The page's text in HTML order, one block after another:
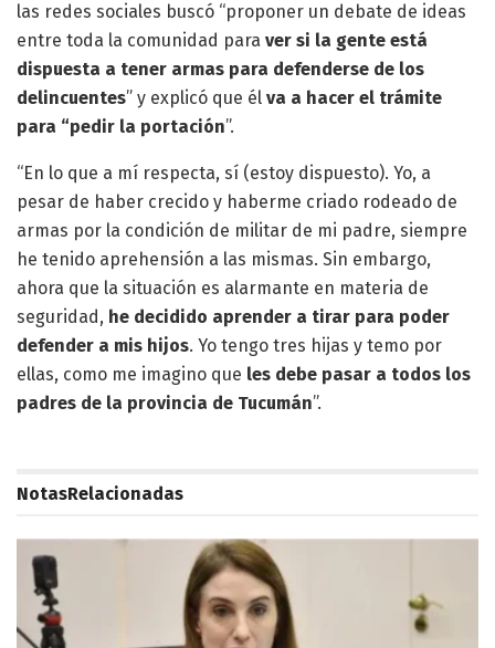
las redes sociales buscó “proponer un debate de ideas
entre toda la comunidad para ver si la gente está
dispuesta a tener armas para defenderse de los
delincuentes” y explicó que él va a hacer el trámite
para “pedir la portación”.
“En lo que a mí respecta, sí (estoy dispuesto). Yo, a
pesar de haber crecido y haberme criado rodeado de
armas por la condición de militar de mi padre, siempre
he tenido aprehensión a las mismas. Sin embargo,
ahora que la situación es alarmante en materia de
seguridad, he decidido aprender a tirar para poder
defender a mis hijos. Yo tengo tres hijas y temo por
ellas, como me imagino que les debe pasar a todos los
padres de la provincia de Tucumán”.
NotasRelacionadas